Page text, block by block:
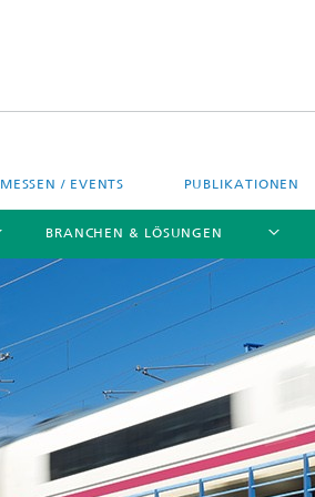
MESSEN / EVENTS PUBLIKATIONEN
BRANCHEN & LÖSUNGEN